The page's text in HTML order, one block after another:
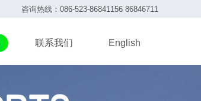
咨询热线：086-523-86841156 86846711
联系我们 English